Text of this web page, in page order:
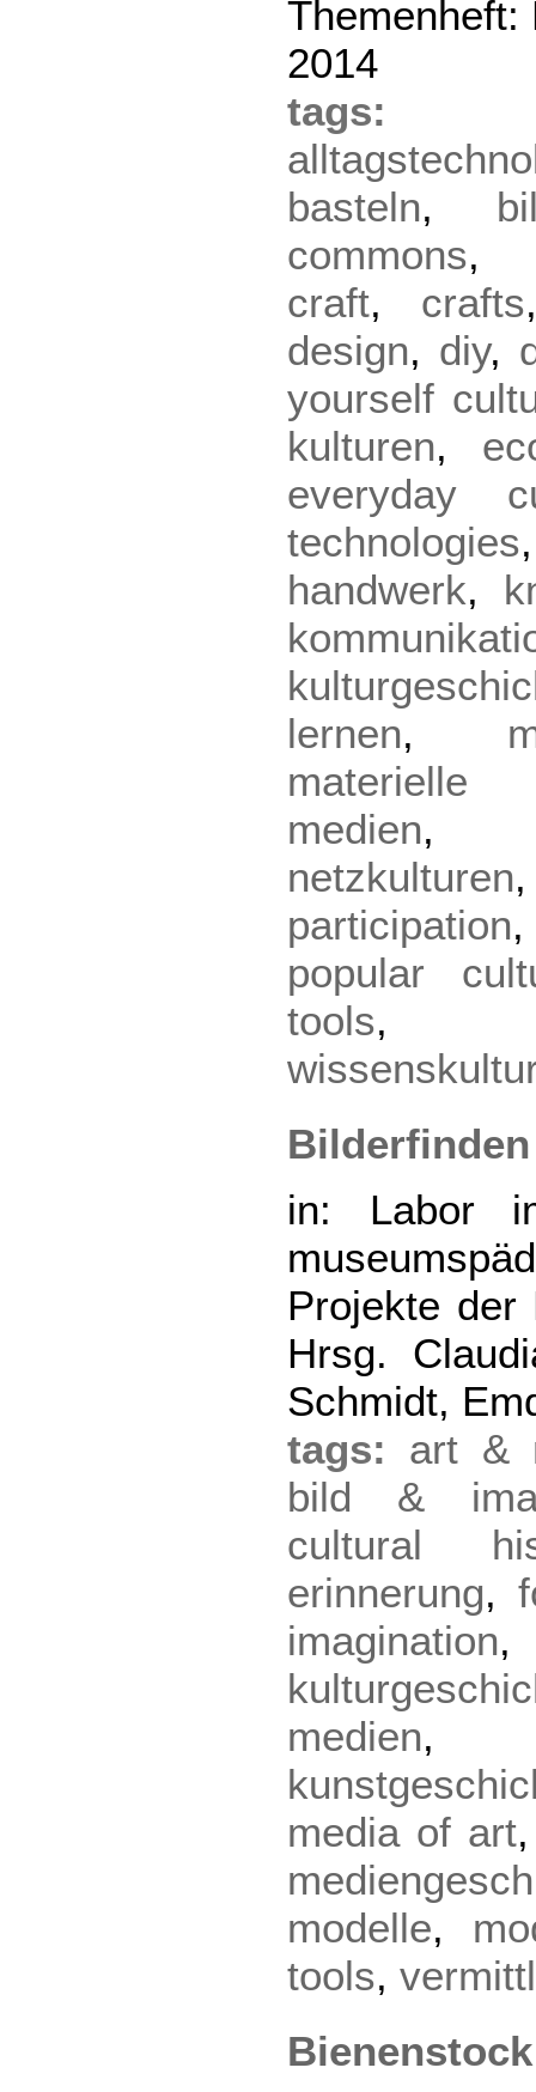
Themenheft:
2014
basteln,
commons
craft, crafts
design, diy,
yourself
kulturen,
everyday
technologies
handwerk,
lernen,
materielle
medien
netzkulturen
participation
popular
tools
Bilderfinden
in: Labor
Projekte der
Hrsg.
Schmidt,
tags: art &
bild &
cultural
erinnerung,
imagination
medien
media of art
modelle,
tools,
Bienenstock